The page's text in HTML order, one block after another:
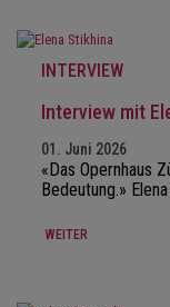
INTERVIEW
Interview mit
01. Juni 2026
«Das Opernhaus
Bedeutung.»
WEITER